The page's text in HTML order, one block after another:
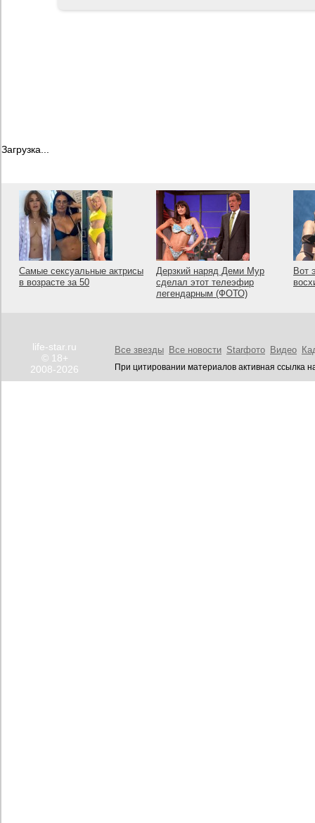
Загрузка...
Самые сексуальные актрисы
в возрасте за 50
Дерзкий наряд Деми Мур
сделал этот телеэфир
легендарным (ФОТО)
Вот
life-star.ru
© 18+
2008-2026
Все звезды Все новости Starфото Видео
При цитировании материалов активная ссылка